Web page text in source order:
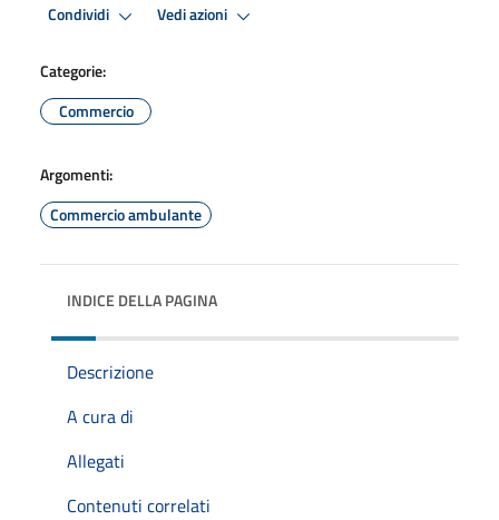
Condividi Vedi azioni
Categorie:
Commercio
Argomenti:
Commercio ambulante
INDICE DELLA PAGINA
Descrizione
A cura di
Allegati
Contenuti correlati